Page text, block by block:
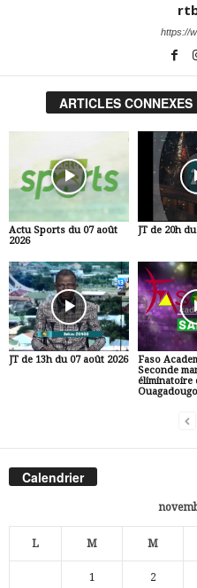
https://
ARTICLES CONNEXES
Actu Sports du 07 août
2026
JT de 20h
JT de 13h du 07 août 2026
Faso
Seconde
éliminatoire
Calendrier
L M M
1 2